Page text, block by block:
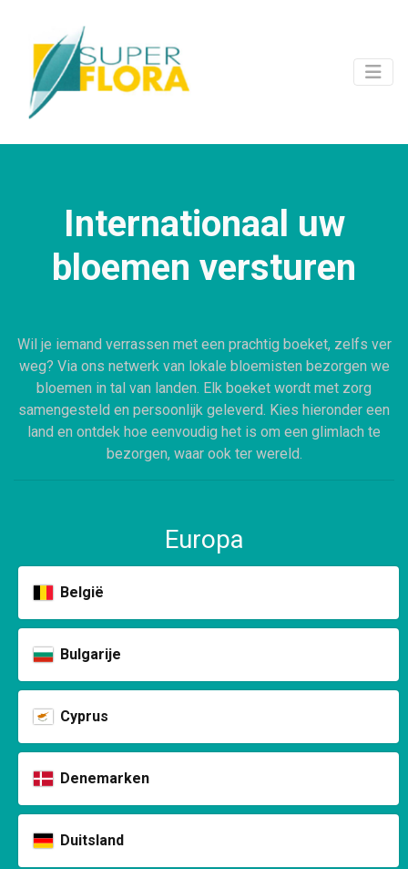
Internationaal uw
bloemen versturen
Wil je iemand verrassen met een prachtig boeket, zelfs ver
weg? Via ons netwerk van lokale bloemisten bezorgen we
bloemen in tal van landen. Elk boeket wordt met zorg
samengesteld en persoonlijk geleverd. Kies hieronder een
land en ontdek hoe eenvoudig het is om een glimlach te
bezorgen, waar ook ter wereld.
Europa
België
Bulgarije
Cyprus
Denemarken
Duitsland